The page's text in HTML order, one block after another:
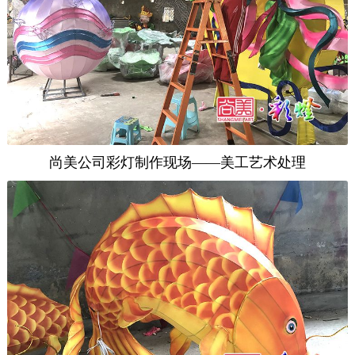
尚美公司彩灯制作现场——美工艺术处理